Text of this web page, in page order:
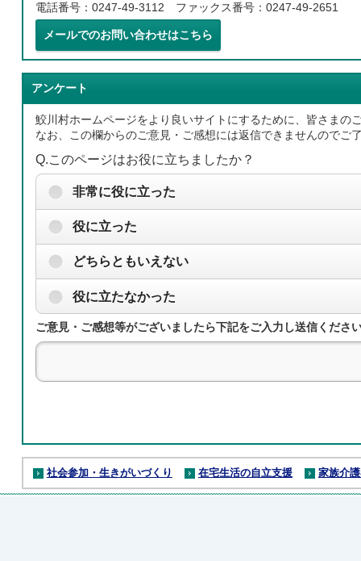
電話番号：0247-49-3112 ファックス番号：0247-49-2651
メールでのお問い合わせはこちら
アンケート
鮫川村ホームページをより良いサイトにするために、皆さまの
なお、この欄からのご意見・ご感想には返信できませんのでご
Q.このページはお役に立ちましたか？
非常に役に立った
役に立った
どちらともいえない
役に立たなかった
ご意見・ご感想等がございましたら下記をご入力し送信くださ
社会参加・生きがいづくり 在宅生活の自立支援 家族介